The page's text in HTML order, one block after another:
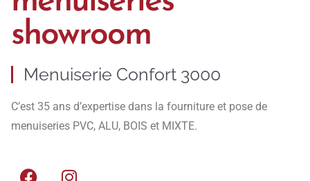
showroom
Menuiserie Confort 3000
C’est 35 ans d’expertise dans la fourniture et pose de
menuiseries PVC, ALU, BOIS et MIXTE.